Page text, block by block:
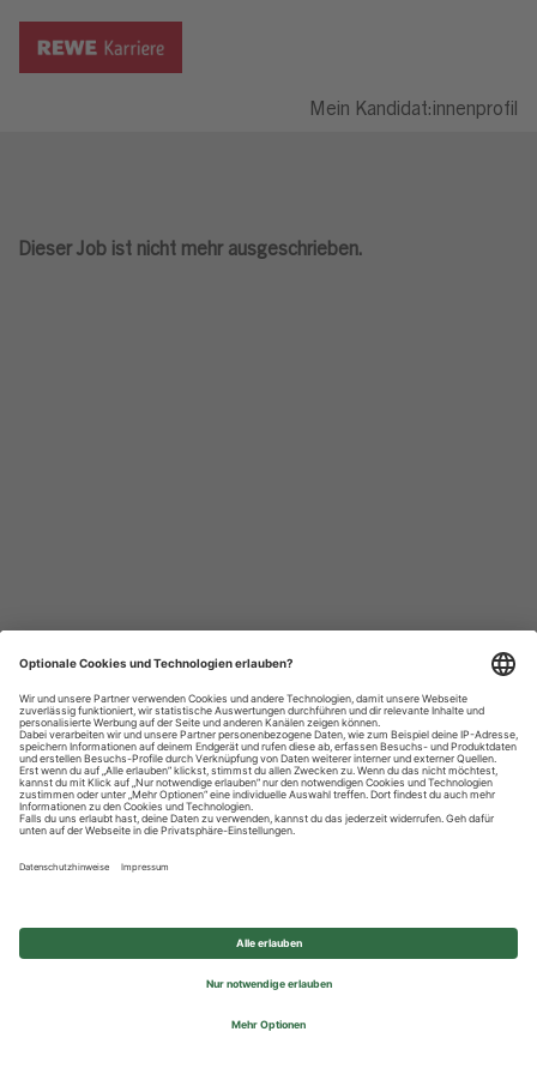
Mein Kandidat:innenprofil
Dieser Job ist nicht mehr ausgeschrieben.
Datenschutzhinweise
Impressum
Privatsphäre-Einstellungen
© 2026 REWE Group - All rights reserved